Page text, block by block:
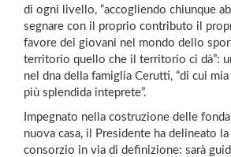
di ogni livello, “accogliendo chiunque
segnare con il proprio contributo il
favore dei giovani nel mondo dello
territorio quello che il territorio ci dà”:
nel dna della famiglia Cerutti, “di cui
più splendida inteprete”.
Impegnato nella costruzione delle
nuova casa, il Presidente ha delineato
consorzio in via di definizione: sarà